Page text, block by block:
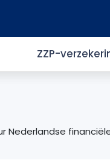
ZZP-
Nederlandse